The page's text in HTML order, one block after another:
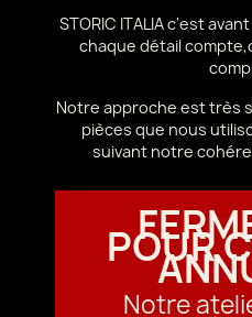
STORIC ITALIA c'est
chaque détail
Notre approche est très
pièces que nous
suivant notre
POUR
Notre